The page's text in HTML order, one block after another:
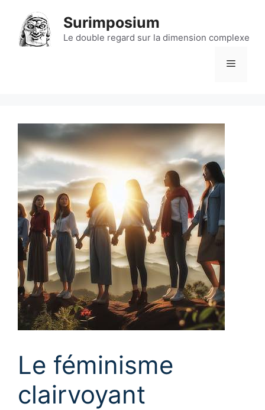
contenu
Surimposium
Le double regard sur la dimension complexe
Menu
Le féminisme
clairvoyant